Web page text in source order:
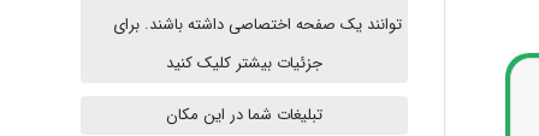
A.balandeh
توانند یک صفحه اختصاصی داشته باشند. برای
جزئیات بیشتر کلیک کنید
تبلیغات شما در این مکان